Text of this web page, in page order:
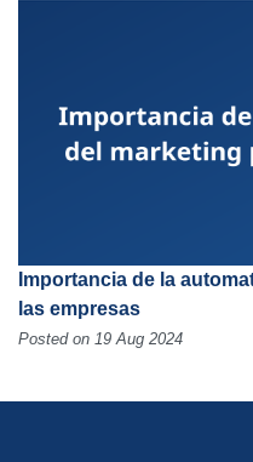
Importancia de la
las empresas
Posted on 19 Aug 2024